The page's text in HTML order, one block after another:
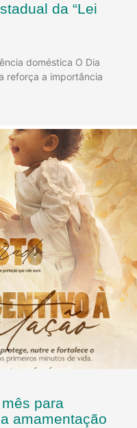
da “Lei
doméstica O Dia
reforça a importância
para
amamentação